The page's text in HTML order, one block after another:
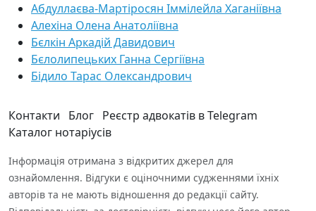
Абдуллаєва-Мартіросян Іммілейла Хаганіївна
Алехіна Олена Анатоліївна
Бєлкін Аркадій Давидович
Бєлолипецьких Ганна Сергіївна
Бідило Тарас Олександрович
Контакти Блог Реєстр адвокатів в Telegram
Каталог нотаріусів
Інформація отримана з відкритих джерел для
ознайомлення. Відгуки є оціночними судженнями їхніх
авторів та не мають відношення до редакції сайту.